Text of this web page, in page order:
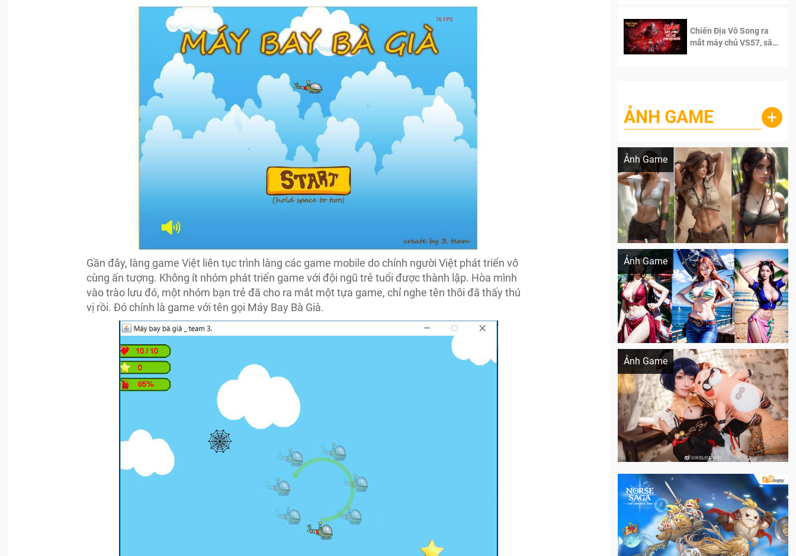
Gần đây, làng game Việt liên tục trình làng các game mobile do chính người Việt phát triển vô
cùng ấn tượng. Không ít nhóm phát triển game với đội ngũ trẻ tuổi được thành lập. Hòa mình
vào trào lưu đó, một nhóm bạn trẻ đã cho ra mắt một tựa game, chỉ nghe tên thôi đã thấy thú
vị rồi. Đó chính là game với tên gọi Máy Bay Bà Già.
Chiến Địa Vô Song ra
mắt máy chủ VS57, sân
ẢNH GAME +
Ảnh Game
Lala Croft vừa nóng vừa xinh dưới nét vẽ
Ảnh Game
Khi AI Cosplay gái đẹp One Piece
Ảnh Game
Cosplay Xiangling siêu cute